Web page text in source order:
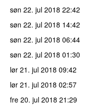
søn 22. jul 2018 22:42
søn 22. jul 2018 14:42
søn 22. jul 2018 06:44
søn 22. jul 2018 01:30
lør 21. jul 2018 09:42
lør 21. jul 2018 02:57
fre 20. jul 2018 21:29